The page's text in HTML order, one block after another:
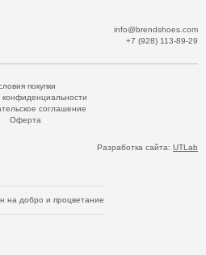
info@brendshoes.com
+7 (928) 113-89-29
покупки
конфиденциальности
соглашение
Оферта
Разработка сайта: UTLab
на добро и процветание